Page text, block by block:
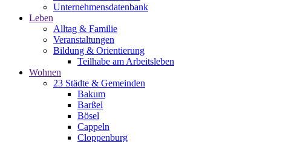
Unternehmensdatenbank
Leben
Alltag & Familie
Veranstaltungen
Bildung & Orientierung
Teilhabe am Arbeitsleben
Wohnen
23 Städte & Gemeinden
Bakum
Barßel
Bösel
Cappeln
Cloppenburg